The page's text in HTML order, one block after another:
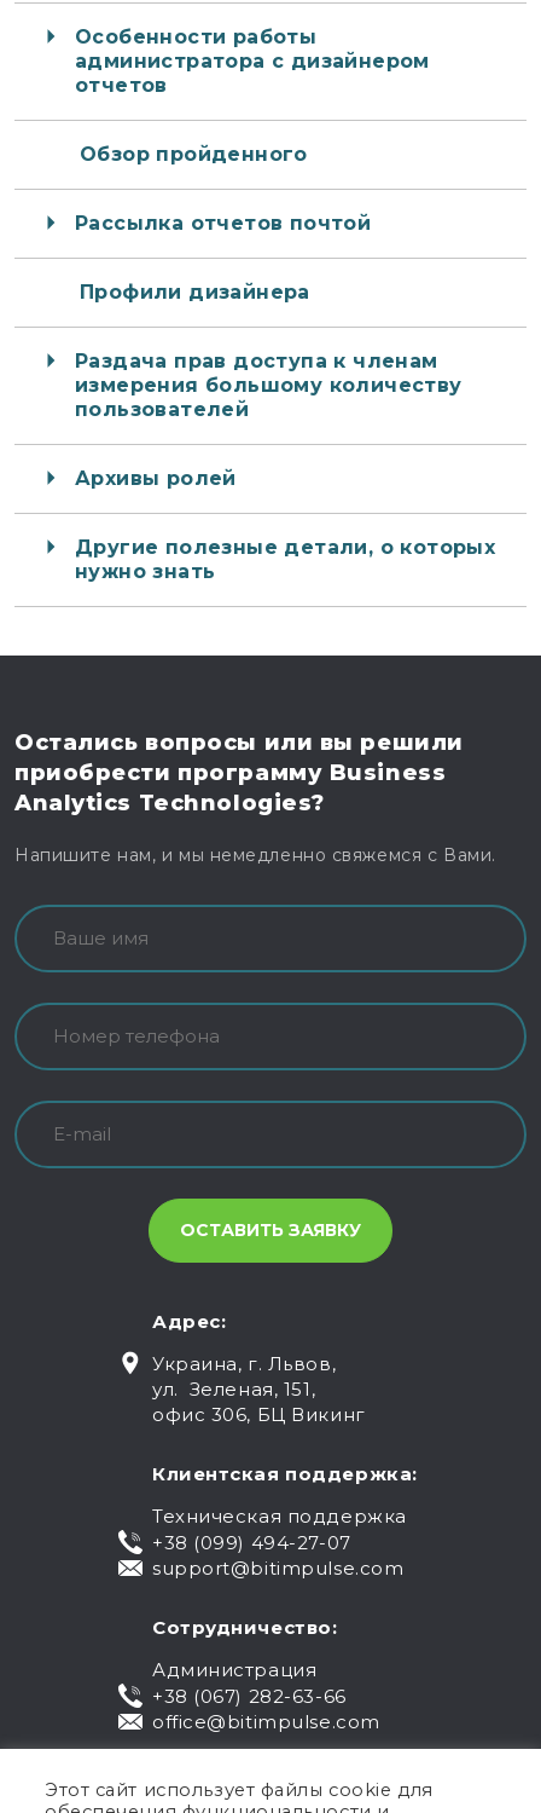
Особенности работы
администратора с дизайнером
отчетов
Обзор пройденного
Рассылка отчетов почтой
Профили дизайнера
Раздача прав доступа к членам
измерения большому количеству
пользователей
Архивы ролей
Другие полезные детали, о которых
нужно знать
Остались вопросы или вы решили
приобрести программу Business
Analytics Technologies?
Напишите нам, и мы немедленно свяжемся с Вами.
Адрес:
Украина, г. Львов,
ул. Зеленая, 151,
офис 306, БЦ Викинг
Клиентская поддержка:
Техническая поддержка
+38 (099) 494-27-07
support@bitimpulse.com
Сотрудничество:
Администрация
+38 (067) 282-63-66
office@bitimpulse.com
Этот сайт использует файлы cookie для